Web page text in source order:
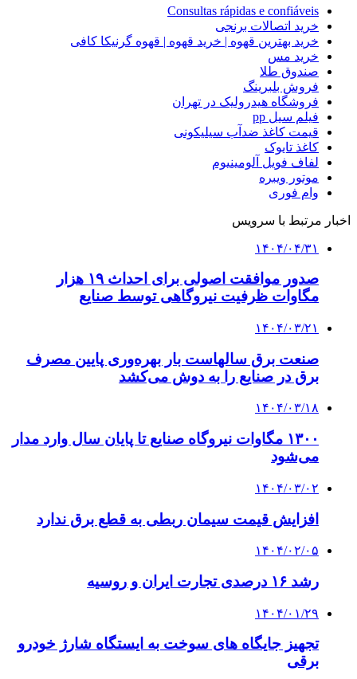
Consultas rápidas e confiáveis
خرید اتصالات برنجی
خرید بهترین قهوه | خرید قهوه | قهوه گرنیکا کافی
خرید مس
صندوق طلا
فروش بلبرینگ
فروشگاه هیدرولیک در تهران
فیلم سیل pp
قیمت کاغذ ضدآب سیلیکونی
کاغذ تایوک
لفاف فویل آلومینیوم
موتور ویبره
وام فوری
اخبار مرتبط با سرویس
۱۴۰۴/۰۴/۳۱
صدور موافقت اصولی برای احداث ۱۹ هزار
مگاوات ظرفیت نیروگاهی توسط صنایع
۱۴۰۴/۰۳/۲۱
صنعت برق سالهاست بار بهره‌وری پایین مصرف
برق در صنایع را به دوش می‌کشد
۱۴۰۴/۰۳/۱۸
۱۳۰۰ مگاوات نیروگاه صنایع تا پایان سال وارد مدار
می‌شود
۱۴۰۴/۰۳/۰۲
افزایش قیمت سیمان ربطی به قطع برق ندارد
۱۴۰۴/۰۲/۰۵
رشد ۱۶ درصدی تجارت ایران و روسیه
۱۴۰۴/۰۱/۲۹
تجهیز جایگاه های سوخت به ایستگاه شارژ خودرو
برقی